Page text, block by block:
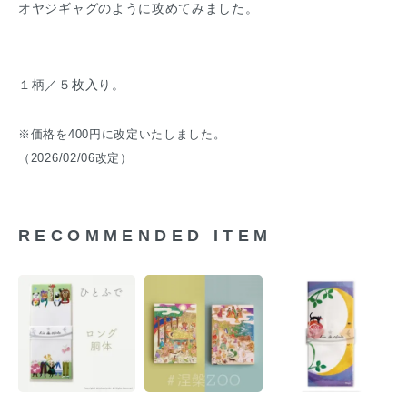
オヤジギャグのように攻めてみました。
１柄／５枚入り。
※価格を400円に改定いたしました。
（2026/02/06改定）
RECOMMENDED ITEM